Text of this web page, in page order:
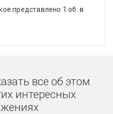
представлено 1 об. в
все об этом
интересных